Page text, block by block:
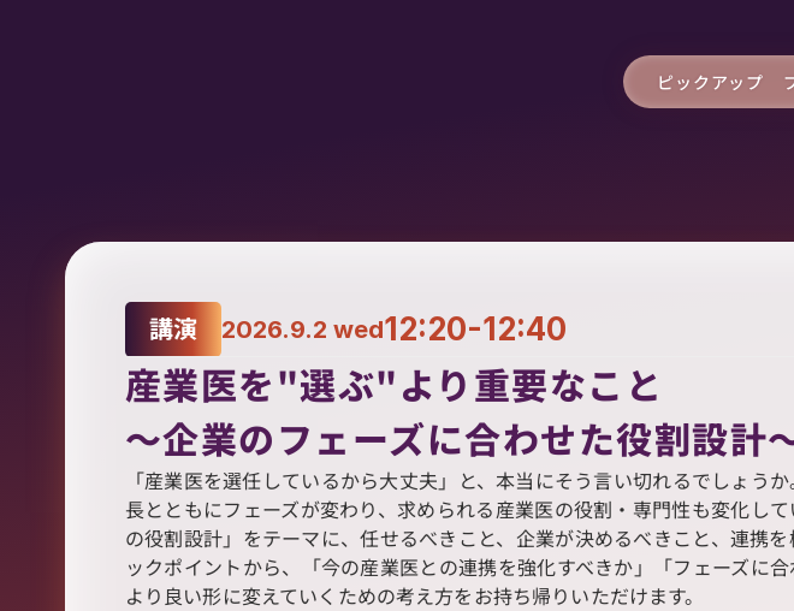
ピックアップ
講演 2026.9.2 wed12:20-12:40
産業医を"選ぶ"より重要なこと
～企業のフェーズに合わせた役割設計
「産業医を選任しているから大丈夫」と、本当にそう言い切れるでしょ
長とともにフェーズが変わり、求められる産業医の役割・専門性も変化し
の役割設計」をテーマに、任せるべきこと、企業が決めるべきこと、連携
ックポイントから、「今の産業医との連携を強化すべきか」「フェーズに
より良い形に変えていくための考え方をお持ち帰りいただけます。